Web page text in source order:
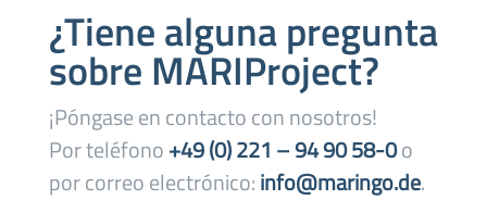
¿Tiene alguna pregunta
sobre MARIProject?
¡Póngase en contacto con nosotros!
Por teléfono+49 (0) 221 – 94 90 58-0o
por correo electrónico:info@maringo.de.